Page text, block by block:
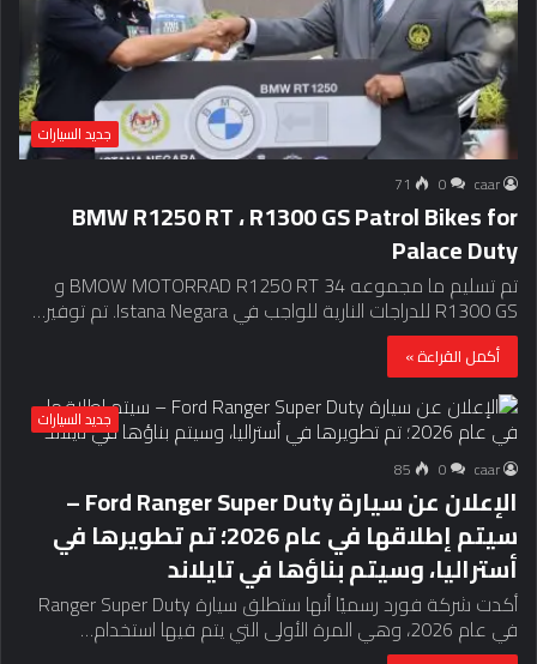
جديد السيارات
caar
0
71
BMW R1250 RT ، R1300 GS Patrol Bikes for
Palace Duty
تم تسليم ما مجموعه 34 BMOW MOTORRAD R1250 RT و
R1300 GS للدراجات النارية للواجب في Istana Negara. تم توفير…
أكمل القراءة »
جديد السيارات
caar
0
85
الإعلان عن سيارة Ford Ranger Super Duty –
سيتم إطلاقها في عام 2026؛ تم تطويرها في
أستراليا، وسيتم بناؤها في تايلاند
أكدت شركة فورد رسميًا أنها ستطلق سيارة Ranger Super Duty
في عام 2026، وهي المرة الأولى التي يتم فيها استخدام…